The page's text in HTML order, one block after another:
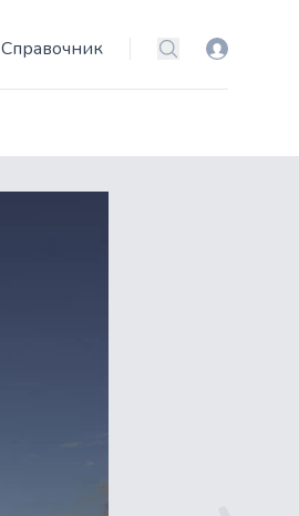
Справочник Поиск Вход